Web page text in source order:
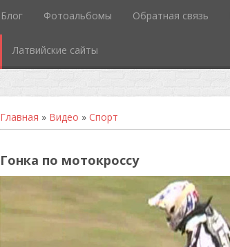
Блог Фотоальбомы Обратная связь
Латвийские сайты
Главная » Видео » Спорт
Гонка по мотокроссу